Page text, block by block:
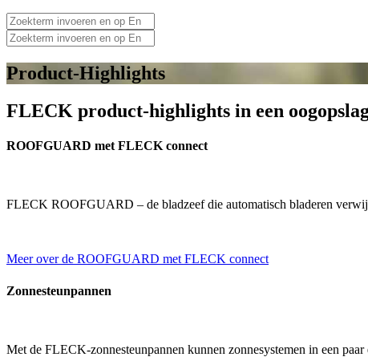
Product-Highlights
FLECK product-highlights in een
ROOFGUARD met FLECK connect
FLECK ROOFGUARD – de bladzeef die automatisch bladeren
Meer over de ROOFGUARD met FLECK connect
Zonnesteunpannen
Met de FLECK-zonnesteunpannen kunnen zonnesystemen in een